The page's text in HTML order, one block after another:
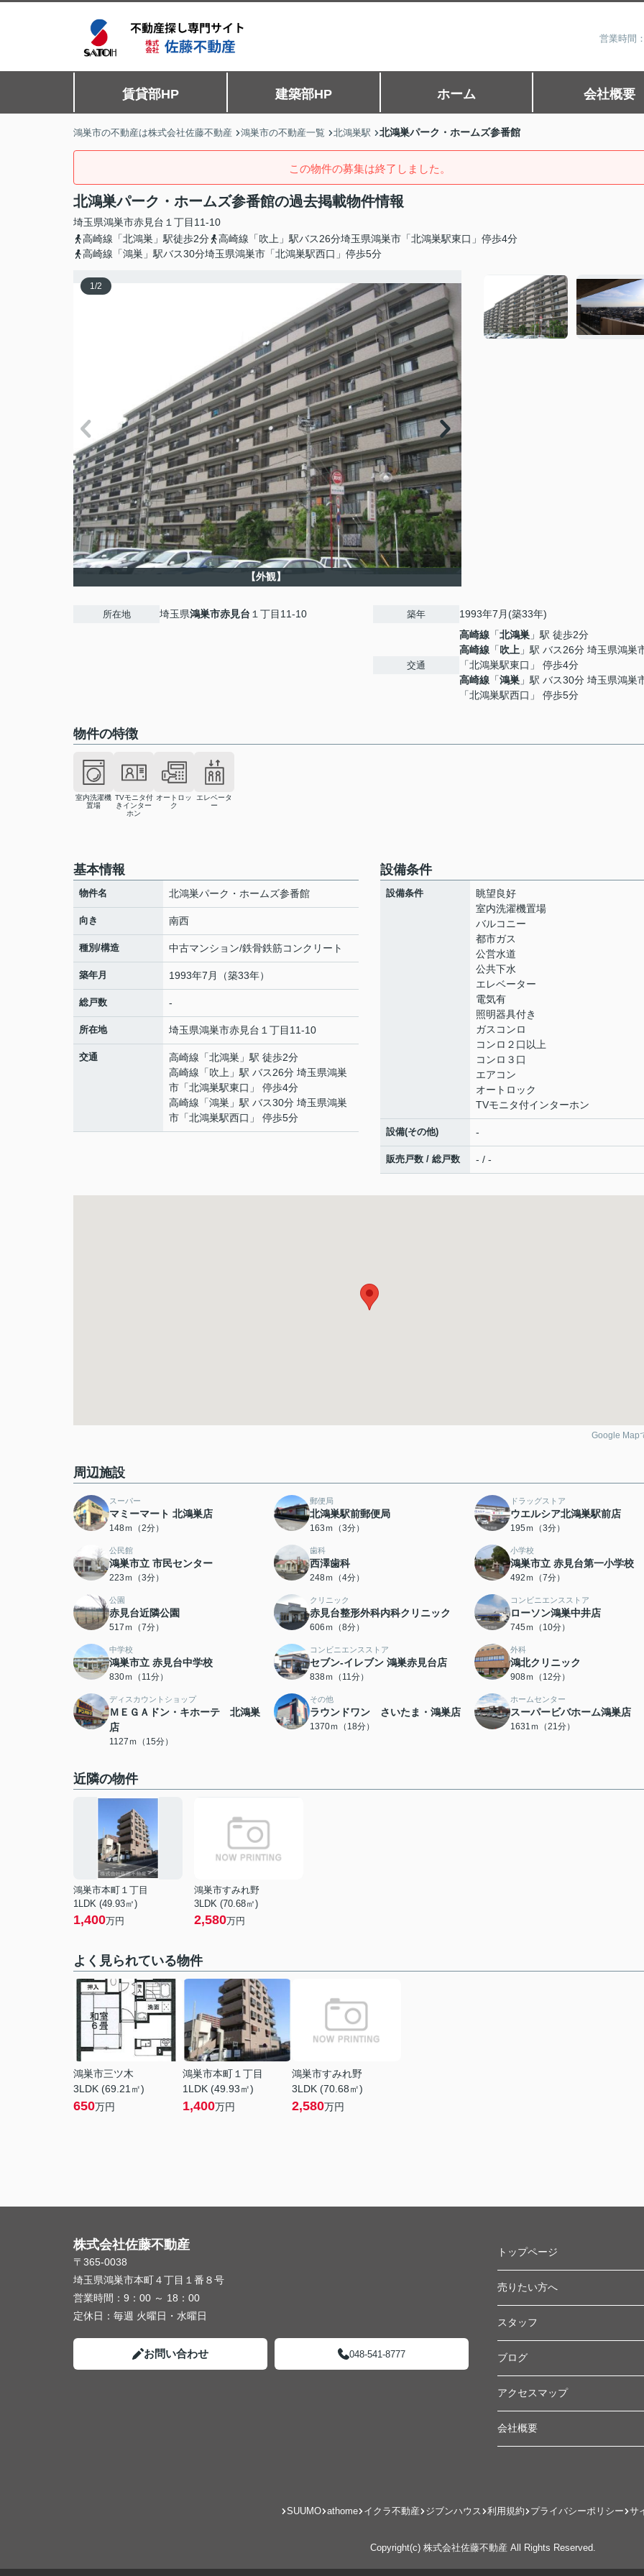
営業時間
賃貸部HP 建築部HP ホーム 会社概要
鴻巣市の不動産は株式会社佐藤不動産 鴻巣市の不動産一覧 北鴻巣駅 北鴻巣パーク・ホームズ参番館
この物件の募集は終了しました。
北鴻巣パーク・ホームズ参番館の過去掲載物件情報
埼玉県鴻巣市赤見台 １丁目11-10
高崎線「北鴻巣」駅徒歩2分
高崎線「吹上」駅バス26分埼玉県鴻巣市「北鴻巣駅東口」停歩4分
高崎線「鴻巣」駅バス30分埼玉県鴻巣市「北鴻巣駅西口」停歩5分
1/2
【外観】
所在地 埼玉県鴻巣市赤見台 １丁目11-10 築年 1993年7月(築33年)
交通
高崎線 「北鴻巣 」駅 徒歩2分
高崎線 「吹上 」駅 バス26分 埼玉県鴻巣
「北鴻巣駅東口」 停歩4分
高崎線 「鴻巣 」駅 バス30分 埼玉県鴻巣
「北鴻巣駅西口」 停歩5分
物件の特徴
室内洗濯機
置場
TVモニタ付
きインター
ホン
オートロッ
ク
エレベータ
ー
基本情報
物件名 北鴻巣パーク・ホームズ参番館
向き 南西
種別/構造 中古マンション/鉄骨鉄筋コンクリート
築年月 1993年7月（築33年）
総戸数 -
所在地 埼玉県鴻巣市赤見台 １丁目11-10
交通 高崎線 「北鴻巣 」駅 徒歩2分
高崎線 「吹上 」駅 バス26分 埼玉県鴻巣
市「北鴻巣駅東口」 停歩4分
高崎線 「鴻巣 」駅 バス30分 埼玉県鴻巣
市「北鴻巣駅西口」 停歩5分
設備条件
設備条件
眺望良好
室内洗濯機置場
バルコニー
都市ガス
公営水道
公共下水
エレベーター
電気有
照明器具付き
ガスコンロ
コンロ２口以上
コンロ３口
エアコン
オートロック
TVモニタ付インターホン
設備(その他) -
販売戸数 / 総戸数 - / -
Google Map
周辺施設
スーパー
マミーマート 北鴻巣店
148ｍ（2分）
郵便局
北鴻巣駅前郵便局
163ｍ（3分）
ドラッグストア
ウエルシア北鴻巣駅前店
195ｍ（3分）
公民館
鴻巣市立 市民センター
223ｍ（3分）
歯科
西澤歯科
248ｍ（4分）
小学校
鴻巣市立 赤見台第一小学校
492ｍ（7分）
公園
赤見台近隣公園
517ｍ（7分）
クリニック
赤見台整形外科内科クリニック
606ｍ（8分）
コンビニエンスストア
ローソン鴻巣中井店
745ｍ（10分）
中学校
鴻巣市立 赤見台中学校
830ｍ（11分）
コンビニエンスストア
セブン-イレブン 鴻巣赤見台店
838ｍ（11分）
外科
鴻北クリニック
908ｍ（12分）
ディスカウントショップ
ＭＥＧＡドン・キホーテ 北鴻巣
店
1127ｍ（15分）
その他
ラウンドワン さいたま・鴻巣店
1370ｍ（18分）
ホームセンター
スーパービバホーム鴻巣店
1631ｍ（21分）
近隣の物件
鴻巣市本町１丁目
1LDK (49.93㎡)
1,400万円
鴻巣市すみれ野
3LDK (70.68㎡)
2,580万円
よく見られている物件
鴻巣市三ツ木
3LDK (69.21㎡)
650万円
鴻巣市本町１丁目
1LDK (49.93㎡)
1,400万円
鴻巣市すみれ野
3LDK (70.68㎡)
2,580万円
株式会社佐藤不動産
〒365-0038
埼玉県鴻巣市本町４丁目１番８号
営業時間： 9：00 ～ 18：00
定休日： 毎週 火曜日・水曜日
お問い合わせ 048-541-8777
トップページ
売りたい方へ
スタッフ
ブログ
アクセスマップ
会社概要
SUUMO athome イクラ不動産 ジブンハウス 利用規約 プライバシーポリシー サ
Copyright(c) 株式会社佐藤不動産 All Rights Reserved.